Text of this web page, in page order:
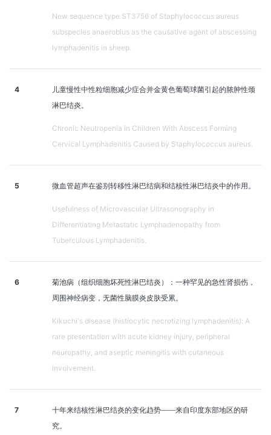
New sequence type ST3756 of Staphylococcus aureus
subspecies anaerobius as the causative agent of abscessing
lymphadenitis in sheep.
4
儿童慢性中性粒细胞减少症合并金黄色葡萄球菌引起的脓肿性颈
淋巴结炎。
Chronic Neutropenia in Children With Abscess Forming
Cervical Lymphadenitis Caused by Staphylococcus aureus.
5 微血管超声在鉴别转移性淋巴结病和结核性淋巴结炎中的作用。
Usefulness of Microvascular Ultrasonography in
Differentiating Metastatic Lymphadenopathy from
Tuberculous Lymphadenitis.
6
菊池病（组织细胞坏死性淋巴结炎）：一种罕见的急性肾损伤，
周围神经病变，无菌性脑膜炎皮肤受累。
Kikuchi's disease (histiocytic necrotizing lymphadenitis): A
rare presentation with acute kidney injury, peripheral
neuropathy, and aseptic meningitis with cutaneous
involvement.
7
十年来结核性淋巴结炎的变化趋势——来自印度东部地区的研
究。